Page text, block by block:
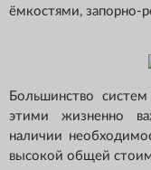
ёмкостями, запорно-
Большинство
этими жизненно
наличии
высокой общей